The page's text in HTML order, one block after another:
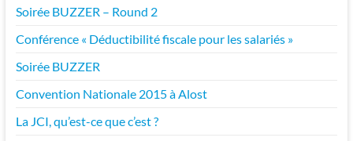
Soirée BUZZER – Round 2
Conférence « Déductibilité fiscale pour les salariés »
Soirée BUZZER
Convention Nationale 2015 à Alost
La JCI, qu’est-ce que c’est ?